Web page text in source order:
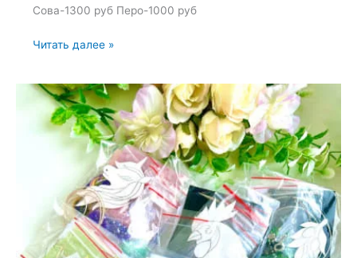
Сова-1300 руб Перо-1000 руб
Броши:
и
Перышко
Читать далее »